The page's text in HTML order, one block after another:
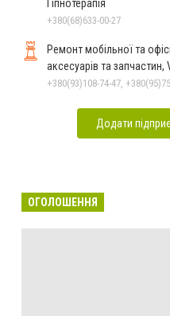
Гіпнотерапія
+380(68)633-00-27
Ремонт мобільної та
аксесуарів та запчастин,
Миколаєві
+380(93)108-74-47,
Додати
ОГОЛОШЕННЯ